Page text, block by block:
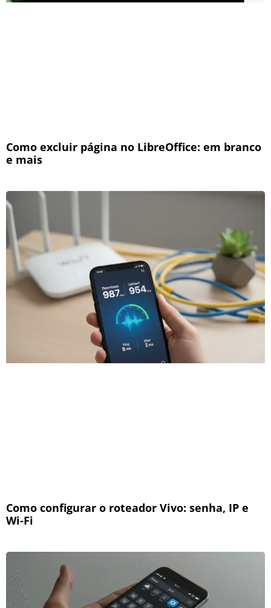
Como excluir página no LibreOffice: em branco
e mais
Como configurar o roteador Vivo: senha, IP e
Wi-Fi